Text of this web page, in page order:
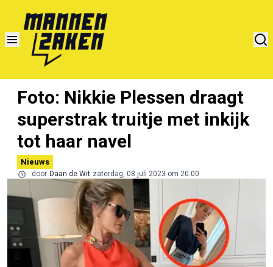
Foto: Nikkie Plessen draagt
superstrak truitje met inkijk
tot haar navel
Nieuws
door Daan de Wit zaterdag, 08 juli 2023 om 20:00